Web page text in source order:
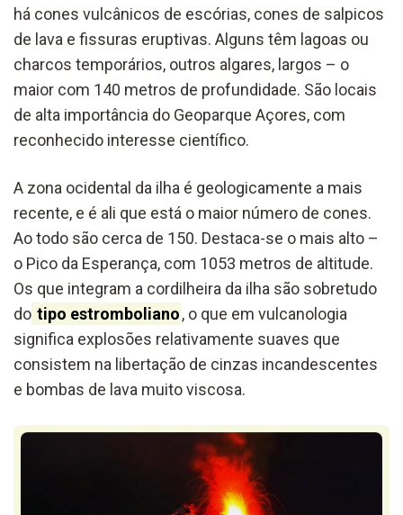
há cones vulcânicos de escórias, cones de salpicos
de lava e fissuras eruptivas. Alguns têm lagoas ou
charcos temporários, outros algares, largos – o
maior com 140 metros de profundidade. São locais
de alta importância do Geoparque Açores, com
reconhecido interesse científico.
A zona ocidental da ilha é geologicamente a mais
recente, e é ali que está o maior número de cones.
Ao todo são cerca de 150. Destaca-se o mais alto –
o Pico da Esperança, com 1053 metros de altitude.
Os que integram a cordilheira da ilha são sobretudo
do tipo estromboliano, o que em vulcanologia
significa explosões relativamente suaves que
consistem na libertação de cinzas incandescentes
e bombas de lava muito viscosa.